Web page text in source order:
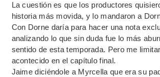
La cuestión es que los productores
historia más movida, y lo mandaron a
Con Dorne daría para hacer una nota
analizando lo que sin duda fue lo más
sentido de esta temporada. Pero me
acontecido en el capítulo final.
Jaime diciéndole a Myrcella que era su